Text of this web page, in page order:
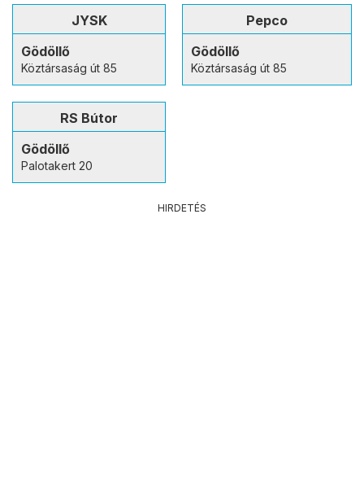
JYSK
Gödöllő
Köztársaság út 85
Pepco
Gödöllő
Köztársaság út 85
RS Bútor
Gödöllő
Palotakert 20
HIRDETÉS